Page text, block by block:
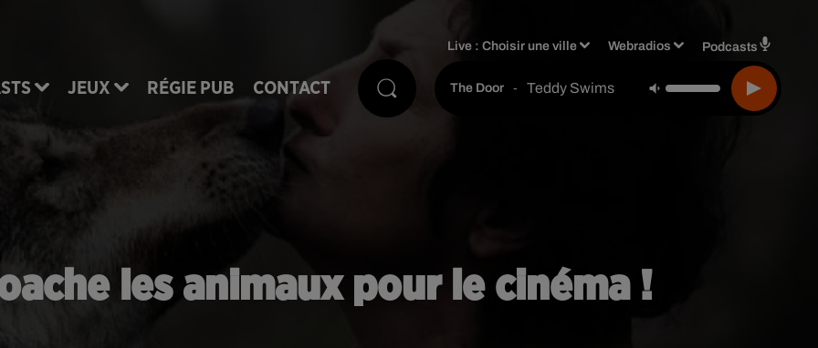
JEUX RÉGIE PUB CONTACT
Live :Choisir une ville Webradios Podcasts
The Door - Teddy Swims
les animaux pour le cinéma !